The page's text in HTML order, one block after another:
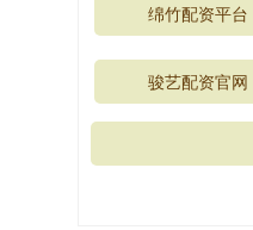
绵竹配资平台
骏艺配资官网